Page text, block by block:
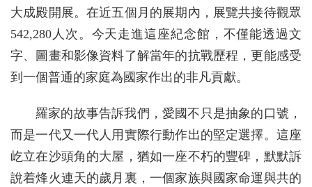
大成殿開展。在近五個月的展期內，展覽共接待觀眾
542,280人次。今天走進這座紀念館，不僅能透過文
字、圖畫和影像資料了解當年的抗戰歷程，更能感受
到一個普通的家庭為國家作出的非凡貢獻。
羅家的故事告訴我們，愛國不只是抽象的口號，
而是一代又一代人用實際行動作出的堅定選擇。這座
屹立在沙頭角的大屋，猶如一座不朽的豐碑，默默訴
說着烽火連天的歲月裏，一個家族與國家命運與共的